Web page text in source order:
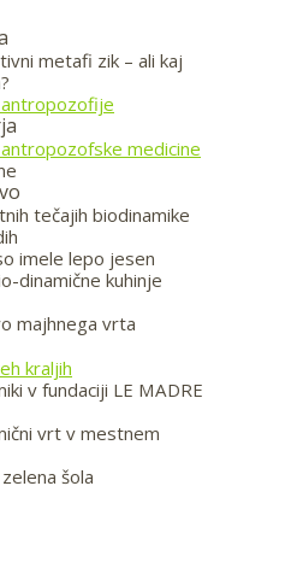
metafi zik – ali kaj
medicine
tečajih biodinamike
imele lepo jesen
dinamične kuhinje
majhnega vrta
kraljih
v fundaciji LE MADRE
vrt v mestnem
šola